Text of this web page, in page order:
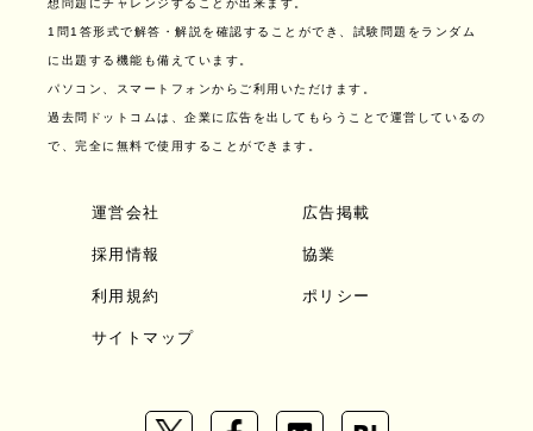
想問題にチャレンジすることが出来ます。
1問1答形式で解答・解説を確認することができ、試験問題をランダム
に出題する機能も備えています。
パソコン、スマートフォンからご利用いただけます。
過去問ドットコムは、企業に広告を出してもらうことで運営しているの
で、完全に無料で使用することができます。
運営会社 広告掲載
採用情報 協業
利用規約 ポリシー
サイトマップ